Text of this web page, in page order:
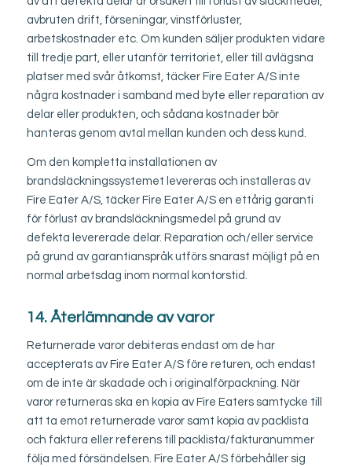
avbruten drift, förseningar, vinstförluster,
arbetskostnader etc. Om kunden säljer produkten vidare
till tredje part, eller utanför territoriet, eller till avlägsna
platser med svår åtkomst, täcker Fire Eater A/S inte
några kostnader i samband med byte eller reparation av
delar eller produkten, och sådana kostnader bör
hanteras genom avtal mellan kunden och dess kund.
Om den kompletta installationen av
brandsläckningssystemet levereras och installeras av
Fire Eater A/S, täcker Fire Eater A/S en ettårig garanti
för förlust av brandsläckningsmedel på grund av
defekta levererade delar. Reparation och/eller service
på grund av garantianspråk utförs snarast möjligt på en
normal arbetsdag inom normal kontorstid.
14. Återlämnande av varor
Returnerade varor debiteras endast om de har
accepterats av Fire Eater A/S före returen, och endast
om de inte är skadade och i originalförpackning. När
varor returneras ska en kopia av Fire Eaters samtycke till
att ta emot returnerade varor samt kopia av packlista
och faktura eller referens till packlista/fakturanummer
följa med försändelsen. Fire Eater A/S förbehåller sig